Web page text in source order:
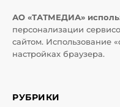
АО «ТАТМЕДИА»
персонализации
сайтом. Использование
настройках браузера.
РУБРИКИ